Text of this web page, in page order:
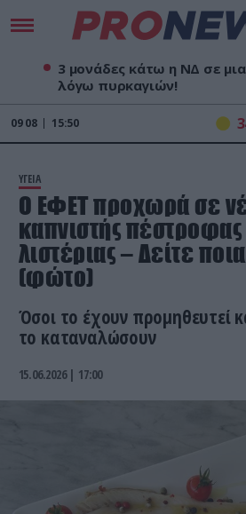
3 μονάδες κάτω η ΝΔ σε
λόγω πυρκαγιών!
09 08 15:50
ΥΓΕΙΑ
Ο ΕΦΕΤ προχωρά σε
καπνιστής
λιστέριας – Δείτε
(φώτο)
Όσοι το έχουν προμηθευτεί
το καταναλώσουν
15.06.2026 | 17:00